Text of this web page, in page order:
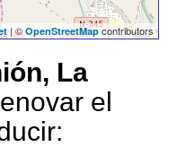
| © OpenStreetMapcontributors
La
el